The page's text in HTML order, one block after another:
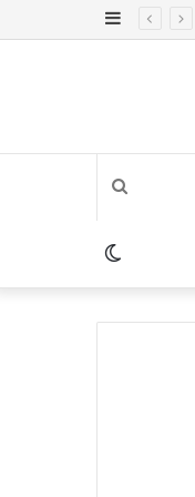
إضافة
بحث
عنالوضع
المظلم